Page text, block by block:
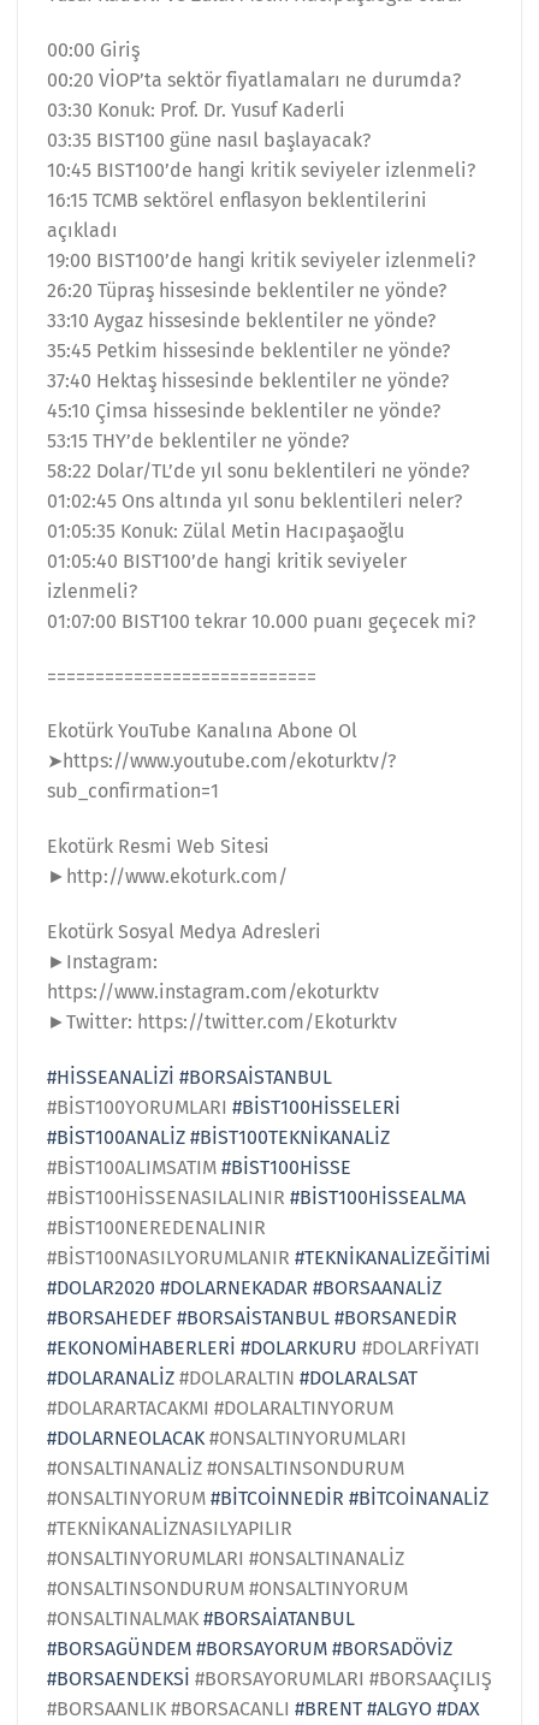
00:00 Giriş
00:20 VİOP’ta sektör fiyatlamaları ne durumda?
03:30 Konuk: Prof. Dr. Yusuf Kaderli
03:35 BIST100 güne nasıl başlayacak?
10:45 BIST100’de hangi kritik seviyeler izlenmeli?
16:15 TCMB sektörel enflasyon beklentilerini
açıkladı
19:00 BIST100’de hangi kritik seviyeler izlenmeli?
26:20 Tüpraş hissesinde beklentiler ne yönde?
33:10 Aygaz hissesinde beklentiler ne yönde?
35:45 Petkim hissesinde beklentiler ne yönde?
37:40 Hektaş hissesinde beklentiler ne yönde?
45:10 Çimsa hissesinde beklentiler ne yönde?
53:15 THY’de beklentiler ne yönde?
58:22 Dolar/TL’de yıl sonu beklentileri ne yönde?
01:02:45 Ons altında yıl sonu beklentileri neler?
01:05:35 Konuk: Zülal Metin Hacıpaşaoğlu
01:05:40 BIST100’de hangi kritik seviyeler
izlenmeli?
01:07:00 BIST100 tekrar 10.000 puanı geçecek mi?
============================
Ekotürk YouTube Kanalına Abone Ol
➤https://www.youtube.com/ekoturktv/?
sub_confirmation=1
Ekotürk Resmi Web Sitesi
►http://www.ekoturk.com/
Ekotürk Sosyal Medya Adresleri
►Instagram:
https://www.instagram.com/ekoturktv
►Twitter: https://twitter.com/Ekoturktv
#HİSSEANALİZİ #BORSAİSTANBUL
#BİST100YORUMLARI #BİST100HİSSELERİ
#BİST100ANALİZ #BİST100TEKNİKANALİZ
#BİST100ALIMSATIM #BİST100HİSSE
#BİST100HİSSENASILALINIR #BİST100HİSSEALMA
#BİST100NEREDENALINIR
#BİST100NASILYORUMLANIR #TEKNİKANALİZEĞİTİMİ
#DOLAR2020 #DOLARNEKADAR #BORSAANALİZ
#BORSAHEDEF #BORSAİSTANBUL #BORSANEDİR
#EKONOMİHABERLERİ #DOLARKURU #DOLARFİYATI
#DOLARANALİZ #DOLARALTIN #DOLARALSAT
#DOLARARTACAKMI #DOLARALTINYORUM
#DOLARNEOLACAK#ONSALTINYORUMLARI
#ONSALTINANALİZ #ONSALTINSONDURUM
#ONSALTINYORUM #BİTCOİNNEDİR #BİTCOİNANALİZ
#TEKNİKANALİZNASILYAPILIR
#ONSALTINYORUMLARI #ONSALTINANALİZ
#ONSALTINSONDURUM #ONSALTINYORUM
#ONSALTINALMAK #BORSAİATANBUL
#BORSAGÜNDEM #BORSAYORUM #BORSADÖVİZ
#BORSAENDEKSİ #BORSAYORUMLARI #BORSAAÇILIŞ
#BORSAANLIK #BORSACANLI #BRENT #ALGYO #DAX